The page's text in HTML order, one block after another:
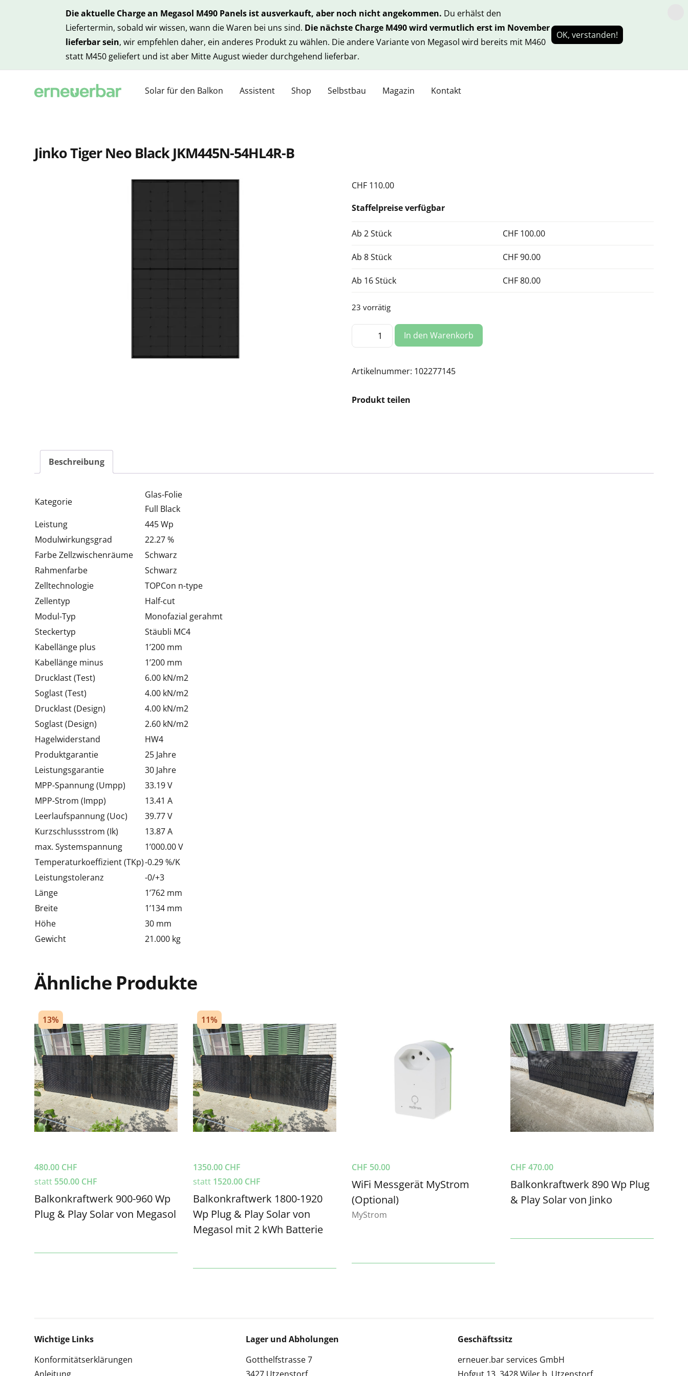
Die aktuelle Charge an Megasol M490 Panels ist ausverkauft, aber noch nicht angekommen. Du erhälst den
Liefertermin, sobald wir wissen, wann die Waren bei uns sind. Die nächste Charge M490 wird vermutlich erst im November
lieferbar sein, wir empfehlen daher, ein anderes Produkt zu wählen. Die andere Variante von Megasol wird bereits mit M460
statt M450 geliefert und ist aber Mitte August wieder durchgehend lieferbar.
OK, verstanden!
Solar für den Balkon Assistent Shop Selbstbau Magazin Kontakt
Jinko Tiger Neo Black JKM445N-54HL4R-B
CHF 110.00
Staffelpreise verfügbar
Ab 2 Stück CHF 100.00
Ab 8 Stück CHF90.00
Ab 16 Stück CHF80.00
23 vorrätig
Jinko
Neo
54HL4R-
B
In den Warenkorb
Artikelnummer: 102277145
Produkt teilen
Beschreibung
Kategorie
Glas-Folie
Full Black
Leistung
445 Wp
Modulwirkungsgrad
22.27 %
Farbe Zellzwischenräume
Schwarz
Rahmenfarbe
Schwarz
Zelltechnologie
TOPCon n-type
Zellentyp
Half-cut
Modul-Typ
Monofazial gerahmt
Steckertyp
Stäubli MC4
Kabellänge plus
1’200 mm
Kabellänge minus
1’200 mm
Drucklast (Test)
6.00 kN/m2
Soglast (Test)
4.00 kN/m2
Drucklast (Design)
4.00 kN/m2
Soglast (Design)
2.60 kN/m2
Hagelwiderstand
HW4
Produktgarantie
25 Jahre
Leistungsgarantie
30 Jahre
MPP-Spannung (Umpp)
33.19 V
MPP-Strom (Impp)
13.41 A
Leerlaufspannung (Uoc)
39.77 V
Kurzschlussstrom (Ik)
13.87 A
max. Systemspannung
1’000.00 V
Temperaturkoeffizient (TKp)-0.29 %/K
Leistungstoleranz
-0/+3
Länge
1’762 mm
Breite
1’134 mm
Höhe
30 mm
Gewicht
21.000 kg
Ähnliche Produkte
13%
480.00 CHF
statt 550.00 CHF
Balkonkraftwerk 900-960 Wp
Plug & Play Solar von Megasol
11%
1350.00 CHF
statt 1520.00 CHF
Balkonkraftwerk 1800-1920
Wp Plug & Play Solar von
Megasol mit 2 kWh Batterie
CHF 50.00
WiFi Messgerät MyStrom
(Optional)
MyStrom
CHF 470.00
Balkonkraftwerk 890 Wp Plug
& Play Solar von Jinko
Wichtige Links
Konformitätserklärungen
Lager und Abholungen
Gotthelfstrasse 7
Geschäftssitz
erneuer.bar services GmbH